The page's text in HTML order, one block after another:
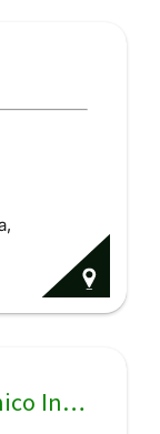
Reparatodo Servicio Técnico Integral